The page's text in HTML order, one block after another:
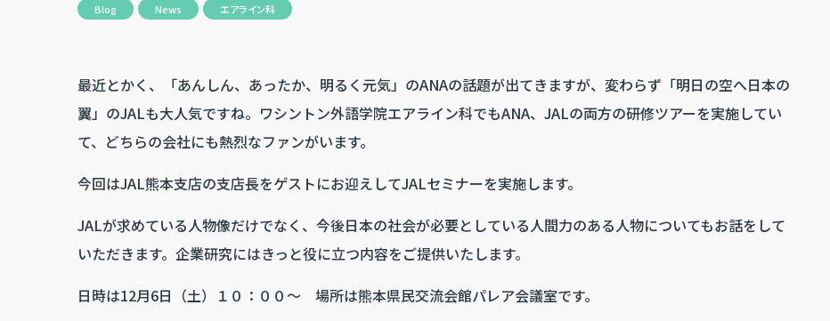
Blog News エアライン科
最近とかく、「あんしん、あったか、明るく元気」のANAの話題が出てきますが、変わらず「明日の空へ日本の
翼」のJALも大人気ですね。ワシントン外語学院エアライン科でもANA、JALの両方の研修ツアーを実施してい
て、どちらの会社にも熱烈なファンがいます。
今回はJAL熊本支店の支店長をゲストにお迎えしてJALセミナーを実施します。
JALが求めている人物像だけでなく、今後日本の社会が必要としている人間力のある人物についてもお話をして
いただきます。企業研究にはきっと役に立つ内容をご提供いたします。
日時は12月6日（土）１０：００～ 場所は熊本県民交流会館パレア会議室です。